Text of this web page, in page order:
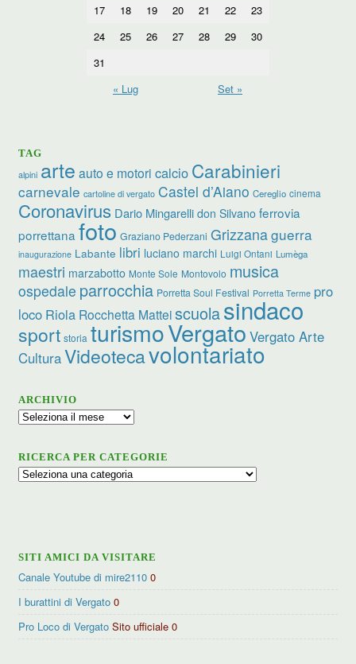
17
18 19 20 21 22
23
24
25 26 27 28 29
30
31
« Lug
Set »
TAG
alpini arte auto e motori calcio Carabinieri
carnevale cartoline di vergato Castel d’Aiano Cereglio cinema
Coronavirus Dario Mingarelli don Silvano ferrovia
porrettana foto Graziano Pederzani Grizzanaguerra
inaugurazione Labante libri luciano marchi Luigi Ontani Lumèga
maestri marzabotto Monte Sole Montovolo musica
ospedale parrocchia Porretta Soul Festival Porretta Terme pro
loco Riola Rocchetta Matteiscuolasindaco
sport storia turismoVergato Vergato Arte
CulturaVideotecavolontariato
ARCHIVIO
Archivio
RICERCA PER CATEGORIE
Ricerca
SITI AMICI DA VISITARE
Canale Youtube di mire2110 0
I burattini di Vergato 0
Pro Loco di Vergato Sito ufficiale 0